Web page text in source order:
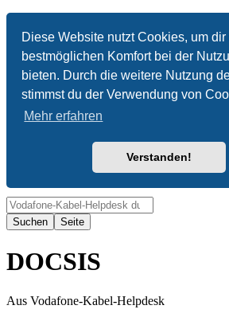
Diese Website nutzt Cookies, um dir
bestmöglichen Komfort bei der
bieten. Durch die weitere Nutzung
stimmst du der Verwendung von
Mehr erfahren
Verstanden!
Nicht angemeldet
Anmelden
DOCSIS
Aus Vodafone-Kabel-Helpdesk